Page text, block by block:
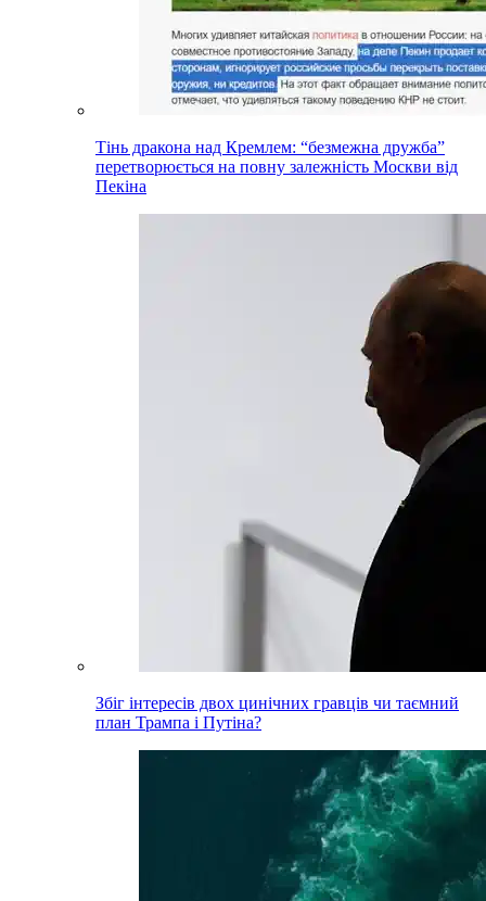
Тінь дракона над Кремлем: “безмежна дружба”
перетворюється на повну залежність Москви від
Пекіна
Збіг інтересів двох цинічних гравців чи таємний
план Трампа і Путіна?